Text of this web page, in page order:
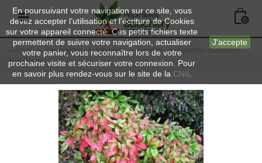
En poursuivant votre navigation sur ce site, vous
devez accepter l’utilisation et l'écriture de Cookies
sur votre appareil connecté. Ces petits fichiers texte
permettent de suivre votre navigation, actualiser
votre panier, vous reconnaître lors de votre
prochaine visite et sécuriser votre connexion. Pour
en savoir plus rendez-vous sur le site de la CNIL
J'accepte
0
Accueil > Les plantes > Arbustes > Nandina > Nandina domestica
Fire Power